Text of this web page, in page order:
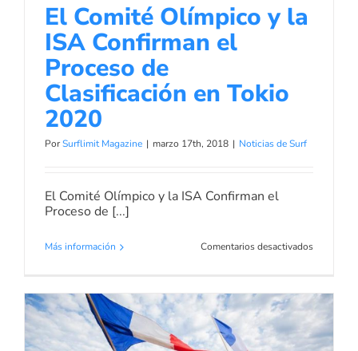
El Comité Olímpico y la
ISA Confirman el
Proceso de
Clasificación en Tokio
2020
PorSurflimit Magazine | marzo 17th, 2018 | Noticias de Surf
El Comité Olímpico y la ISA Confirman el
Proceso de [...]
Más información Comentarios desactivadosen
Olímpico
ISA